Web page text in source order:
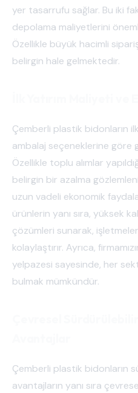
yer tasarrufu sağlar. Bu iki
depolama maliyetlerini
Özellikle büyük hacimli
belirgin hale gelmektedir.
Çemberli plastik bidonların
ambalaj seçeneklerine göre
Özellikle toplu alımlar
belirgin bir azalma
uzun vadeli ekonomik
ürünlerin yanı sıra, yüksek
çözümleri sunarak,
kolaylaştırır. Ayrıca,
yelpazesi sayesinde, her
bulmak mümkündür.
Çemberli plastik bidonların
avantajların yanı sıra